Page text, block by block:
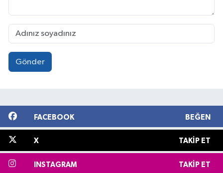
Gönder
FACEBOOK BEĞEN
X TAKIP ET
INSTAGRAM TAKIP ET